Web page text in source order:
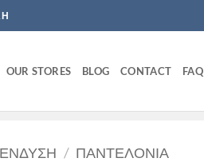
OUR STORES BLOG CONTACT FAQ
ΈΝΔΥΣΗ / ΠΑΝΤΕΛΌΝΙΑ